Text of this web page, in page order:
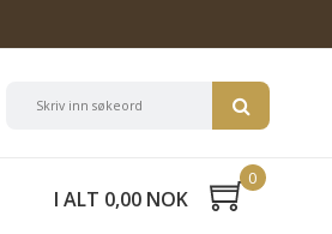
I ALT 0,00 NOK
0